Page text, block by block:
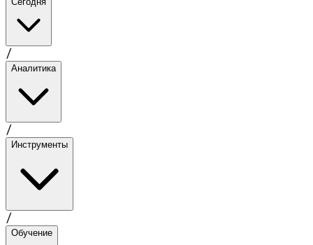
/
Аналитика
/
Инструменты
/
Обучение